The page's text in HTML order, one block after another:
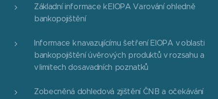
Základní informace k EIOPA Varování ohledně
bankopojištění
Informace k navazujícímu šetření EIOPA v oblasti
bankopojištění úvěrových produktů v rozsahu a
v limitech dosavadních poznatků
Zobecněná dohledová zjištění ČNB a očekávání